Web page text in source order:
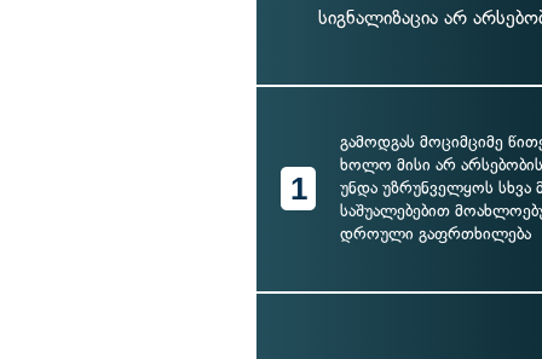
სიგნალიზაცია არ
1
გამოდგას მოციმციმე
ხოლო მისი არ არსებობის
უნდა უზრუნველყოს სხვა
საშუალებებით
დროული გაფრთხილება